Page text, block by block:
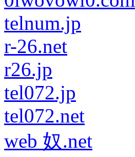
telnum.jp
r-26.net
r26.jp
tel072.jp
tel072.net
web 奴.net